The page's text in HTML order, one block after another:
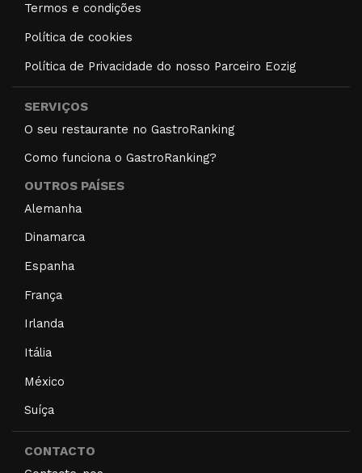
Termos e condições
Política de cookies
Política de Privacidade do nosso Parceiro Eozig
SERVIÇOS
O seu restaurante no GastroRanking
Como funciona o GastroRanking?
OUTROS PAÍSES
Alemanha
Dinamarca
Espanha
França
Irlanda
Itália
México
Suíça
CONTACTO